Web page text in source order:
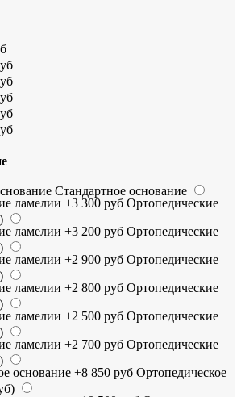
Стандартное основание
Ортопедические
Ортопедические
Ортопедические
Ортопедические
Ортопедические
Ортопедические
Ортопедическое